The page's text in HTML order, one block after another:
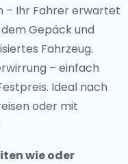
– Ihr Fahrer erwartet
Gepäck und
Fahrzeug.
– einfach
Ideal nach
oder mit
wie oder